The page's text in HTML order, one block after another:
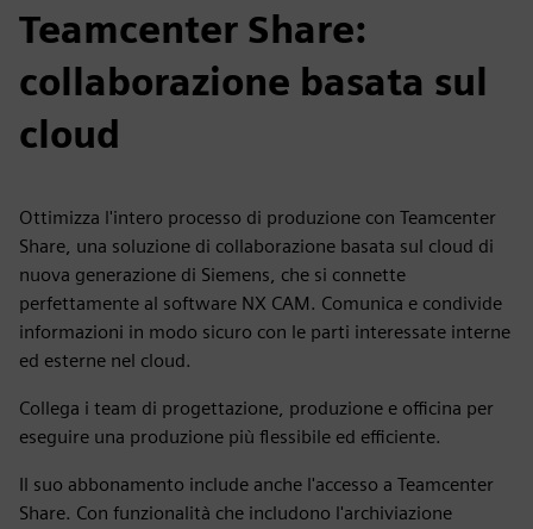
Teamcenter Share:
collaborazione basata sul
cloud
Ottimizza l'intero processo di produzione con Teamcenter
Share, una soluzione di collaborazione basata sul cloud di
nuova generazione di Siemens, che si connette
perfettamente al software NX CAM. Comunica e condivide
informazioni in modo sicuro con le parti interessate interne
ed esterne nel cloud.
Collega i team di progettazione, produzione e officina per
eseguire una produzione più flessibile ed efficiente.
Il suo abbonamento include anche l'accesso a Teamcenter
Share. Con funzionalità che includono l'archiviazione